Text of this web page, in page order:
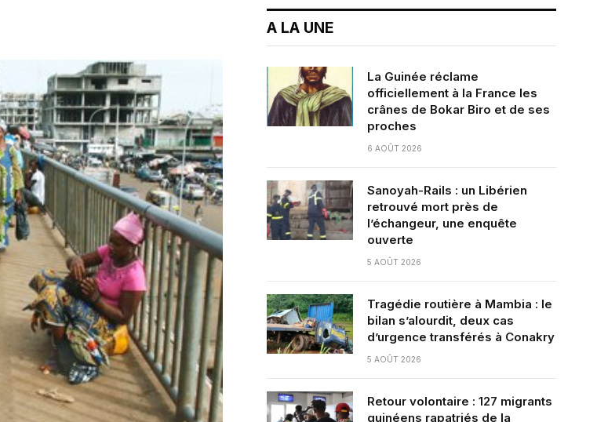
A LA UNE
La Guinée réclame
officiellement à la France les
crânes de Bokar Biro et de ses
proches
6 AOÛT 2026
Sanoyah-Rails : un Libérien
retrouvé mort près de
l’échangeur, une enquête
ouverte
5 AOÛT 2026
Tragédie routière à Mambia : le
bilan s’alourdit, deux cas
d’urgence transférés à Conakry
5 AOÛT 2026
Retour volontaire : 127 migrants
guinéens rapatriés de la